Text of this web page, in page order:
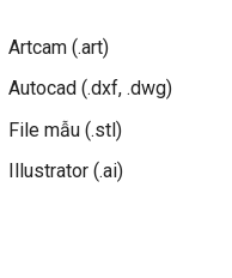
Artcam (.art)
Autocad (.dxf, .dwg)
File mẫu (.stl)
Illustrator (.ai)